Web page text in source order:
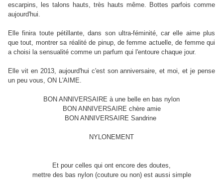
escarpins, les talons hauts, très hauts même. Bottes parfois comme
aujourd'hui.
Elle finira toute pétillante, dans son ultra-féminité, car elle aime plus
que tout, montrer sa réalité de pinup, de femme actuelle, de femme qui
a choisi la sensualité comme un parfum qui l'entoure chaque jour.
Elle vit en 2013, aujourd'hui c'est son anniversaire, et moi, et je pense
un peu vous, ON L'AIME.
BON ANNIVERSAIRE à une belle en bas nylon
BON ANNIVERSAIRE chère amie
BON ANNIVERSAIRE Sandrine
NYLONEMENT
Et pour celles qui ont encore des doutes,
mettre des bas nylon (couture ou non) est aussi simple